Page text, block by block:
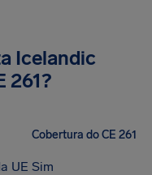
Icelandic
261?
Cobertura do CE 261
UE Sim